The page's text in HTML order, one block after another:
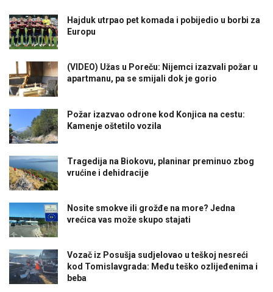
Hajduk utrpao pet komada i pobijedio u borbi za
Europu
(VIDEO) Užas u Poreču: Nijemci izazvali požar u
apartmanu, pa se smijali dok je gorio
Požar izazvao odrone kod Konjica na cestu:
Kamenje oštetilo vozila
Tragedija na Biokovu, planinar preminuo zbog
vrućine i dehidracije
Nosite smokve ili grožđe na more? Jedna
vrećica vas može skupo stajati
Vozač iz Posušja sudjelovao u teškoj nesreći
kod Tomislavgrada: Među teško ozlijeđenima i
beba